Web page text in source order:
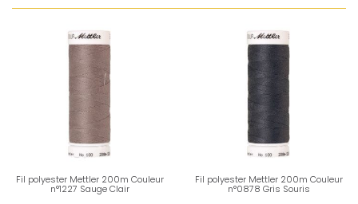
Fil polyester Mettler 200m Couleur
n°1227 Sauge Clair
Fil polyester Mettler 200m Couleur
n°0878 Gris Souris